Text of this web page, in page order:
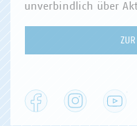
unverbindlich über
Facebook Instagram